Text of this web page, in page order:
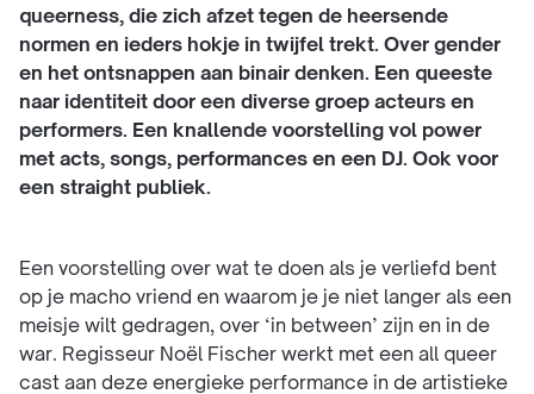
queerness, die zich afzet tegen de heersende
normen en ieders hokje in twijfel trekt. Over gender
en het ontsnappen aan binair denken. Een queeste
naar identiteit door een diverse groep acteurs en
performers. Een knallende voorstelling vol power
met acts, songs, performances en een DJ. Ook voor
een straight publiek.
Een voorstelling over wat te doen als je verliefd bent
op je macho vriend en waarom je je niet langer als een
meisje wilt gedragen, over ‘in between’ zijn en in de
war. Regisseur Noël Fischer werkt met een all queer
cast aan deze energieke performance in de artistieke